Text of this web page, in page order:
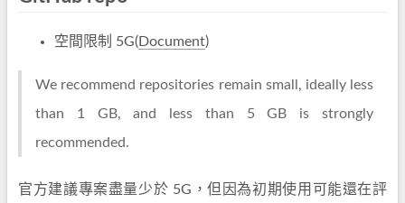
空間限制 5G(Document)
We recommend repositories remain small, ideally less
than 1 GB, and less than 5 GB is strongly
recommended.
官方建議專案盡量少於 5G，但因為初期使用可能還在評